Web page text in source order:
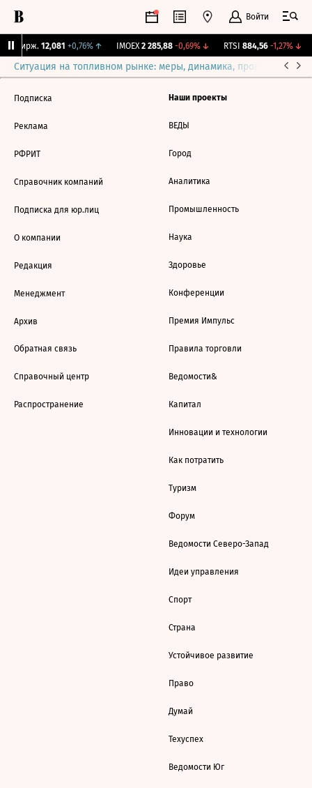
Войти
Бирж. 12,081 +0,76%↑ IMOEX 2 285,88 -0,69%↓ RTSI 884,56 -1,27%↓
Ситуация на топливном рынке: меры, динамика, прогнозы
Подписка
Реклама
РФРИТ
Справочник компаний
Подписка для юр.лиц
О компании
Редакция
Менеджмент
Архив
Обратная связь
Справочный центр
Распространение
Наши проекты
ВЕДЫ
Город
Аналитика
Промышленность
Наука
Здоровье
Конференции
Премия Импульс
Правила торговли
Ведомости&
Капитал
Инновации и технологии
Как потратить
Туризм
Форум
Ведомости Северо-Запад
Идеи управления
Спорт
Страна
Устойчивое развитие
Право
Думай
Техуспех
Ведомости Юг